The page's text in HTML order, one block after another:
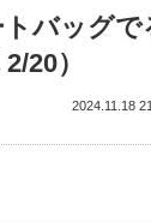
バッグで
20）
2024.11.18